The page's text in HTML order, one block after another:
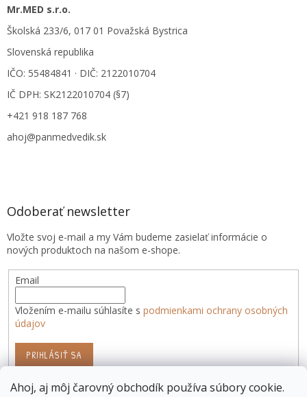
Ahoj, aj môj čarovný obchodík používa súbory cookie.
Mr.MED s.r.o.
Školská 233/6, 017 01 Považská Bystrica
Slovenská republika
IČO: 55484841 · DIČ: 2122010704
IČ DPH: SK2122010704 (§7)
+421 918 187 768
ahoj@panmedvedik.sk
Odoberať newsletter
Vložte svoj e-mail a my Vám budeme zasielať informácie o
nových produktoch na našom e-shope.
Email
Vložením e-mailu súhlasíte s podmienkami ochrany osobných
údajov
PRIHLÁSIŤ SA